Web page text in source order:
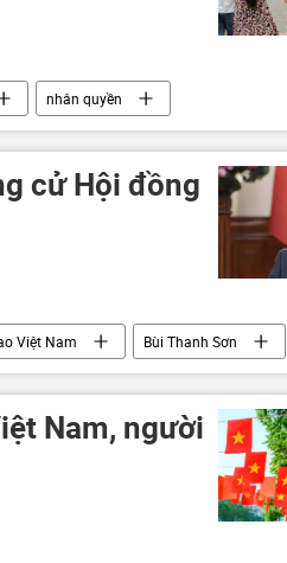
nhân quyền
cử Hội đồng
Việt Nam
Bùi Thanh Sơn
Nam, người